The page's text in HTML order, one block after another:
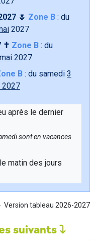
🌷 Zone B : du
2027
✝️ Zone B : du
2027
B : du samedi 3
2027
après le dernier
sont en vacances
matin des jours
Version tableau 2026-2027
suivants